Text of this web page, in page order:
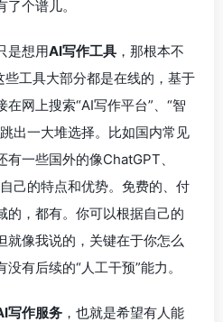
个谱儿。
是想用AI写作工具 ，那根本不
些工具大部分都是在线的，基于
网上搜索“AI写作平台”、“智
出一大堆选择。比如国内常见
一些国外的像ChatGPT、
己的特点和优势。免费的、付
的，都有。你可以根据自己的
就像我说的，关键在于你怎么
有后续的“人工干预”能力。
写作服务 ，也就是希望有人能